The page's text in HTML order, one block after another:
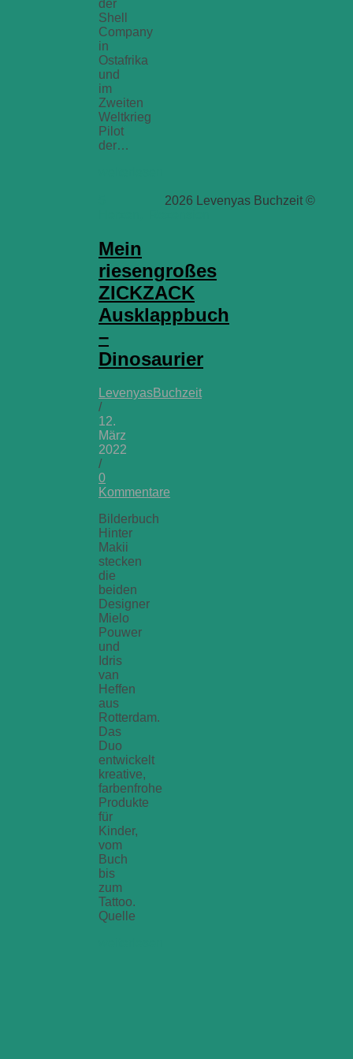
der
Shell
Company
in
Ostafrika
und
im
Zweiten
Weltkrieg
Pilot
der…
Mein
riesengroßes
ZICKZACK
Ausklappbuch
–
Dinosaurier
LevenyasBuchzeit
/
12.
März
2022
/
0
Kommentare
Bilderbuch
Hinter
Makii
stecken
die
beiden
Designer
Mielo
Pouwer
und
Idris
van
Heffen
aus
Rotterdam.
Das
Duo
entwickelt
kreative,
farbenfrohe
Produkte
für
Kinder,
vom
Buch
bis
zum
Tattoo.
Quelle
2026 Levenyas Buchzeit ©